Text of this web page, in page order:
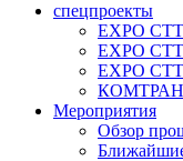
спецпроекты
EXPO
EXPO
EXPO
Мероприятия
Обзор